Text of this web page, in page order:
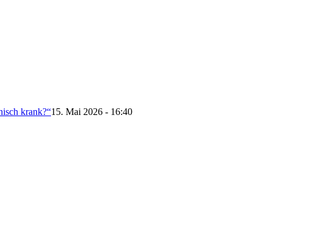
krank?“15. Mai 2026 - 16:40